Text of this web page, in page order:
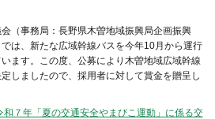
（事務局：長野県木曽地域振興局企画振興
は、新たな広域幹線バスを今年10月から運行
ます。この度、公募により木曽地域広域幹線
しましたので、採用者に対して賞金を贈呈し
和７年「夏の交通安全やまびこ運動」に係る交